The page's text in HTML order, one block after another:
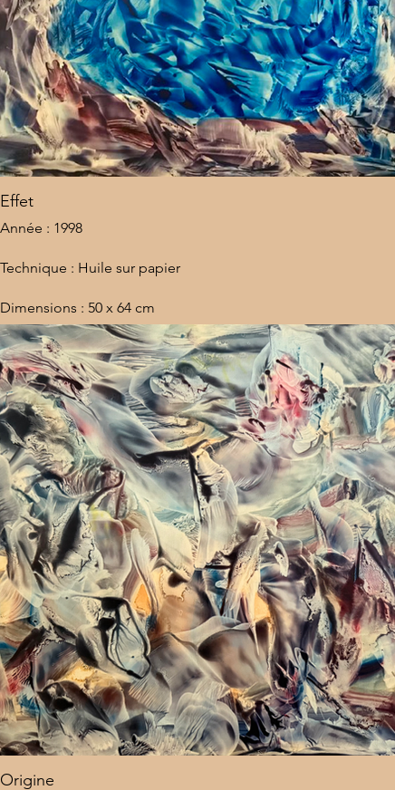
Effet
Année : 1998
Technique : Huile sur papier
Dimensions : 50 x 64 cm
Lieu : États-Unis
Estimation : 20 000 €
Origine